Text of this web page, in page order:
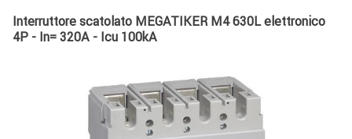
Interruttore scatolato MEGATIKER M4 630L elettronico
4P - In= 320A - Icu 100kA